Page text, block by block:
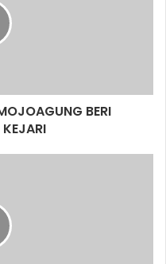
BERI